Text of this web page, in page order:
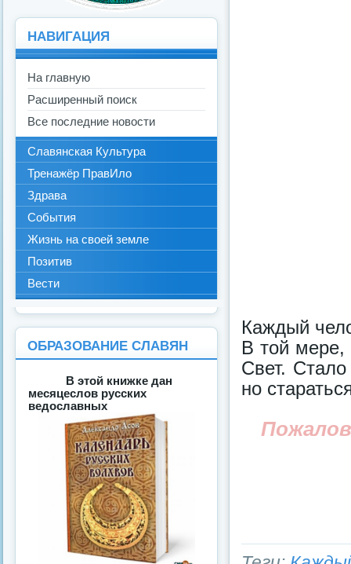
Каждый
В той мере,
Свет.
но
НАВИГАЦИЯ
На главную
Расширенный поиск
Все последние новости
Славянская Культура
Тренажёр ПравИло
Здрава
События
Жизнь на своей земле
Позитив
Вести
ОБРАЗОВАНИЕ СЛАВЯН
В этой книжке дан
месяцеслов русских
ведославных